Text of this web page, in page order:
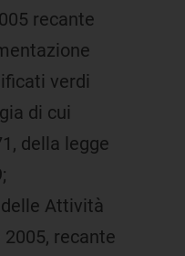
recante
verdi
di cui
della legge
Attività
recante